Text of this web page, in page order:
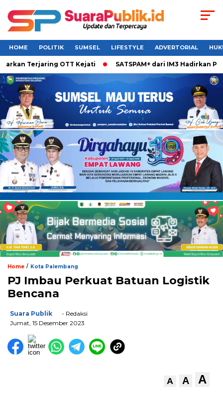
HOME POLITIK SUMSEL LIFESTYLE ADVERTORIAL
Terjaring OTT Kejati SATSPAM+ dari IM3 Hadirkan
Home / Kota Palembang
PJ Imbau Perkuat Batuan Logistik
Bencana
Suara Publik
- Redaksi
Jumat, 15 Desember 2023
A A A